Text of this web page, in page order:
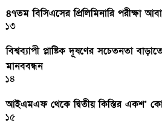
৪৭তম বিসিএসের প্রিলিমিনারি পরীক্ষা
১৩
বিশ্বব্যাপী প্লাষ্টিক দূষণের সচেতনতা
মানববন্ধন
১৪
আইএমএফ থেকে দ্বিতীয় কিস্তির একশ’
১৫